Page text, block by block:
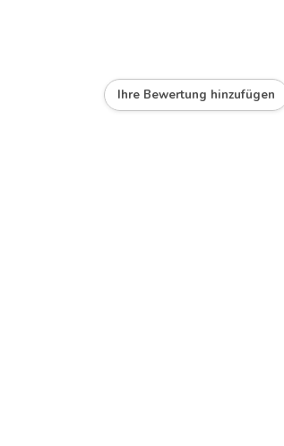
White Hot,Fire Detection,Rescue,Hot Area,Cold
Ihre Bewertung hinzufügen